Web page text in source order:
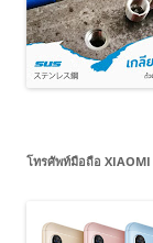
โทรศัพท์มือถือ XIAOMI